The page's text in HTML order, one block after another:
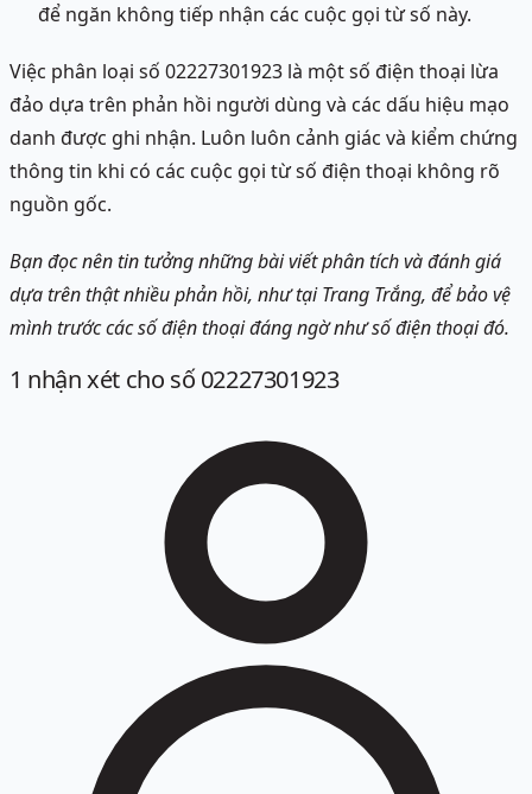
để ngăn không tiếp nhận các cuộc gọi từ số này.
Việc phân loại số 02227301923 là một số điện thoại lừa
đảo dựa trên phản hồi người dùng và các dấu hiệu mạo
danh được ghi nhận. Luôn luôn cảnh giác và kiểm chứng
thông tin khi có các cuộc gọi từ số điện thoại không rõ
nguồn gốc.
Bạn đọc nên tin tưởng những bài viết phân tích và đánh giá
dựa trên thật nhiều phản hồi, như tại Trang Trắng, để bảo vệ
mình trước các số điện thoại đáng ngờ như số điện thoại đó.
1 nhận xét cho số 02227301923